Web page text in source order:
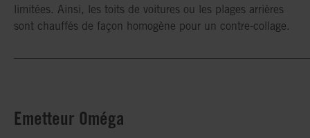
limitées. Ainsi, les toits de voitures ou les plages arrières
sont chauffés de façon homogène pour un contre-collage.
Emetteur Oméga